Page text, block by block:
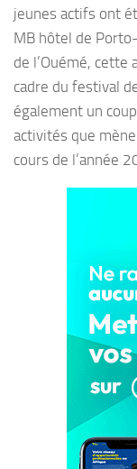
jeunes actifs ont
MB hôtel de
de l’Ouémé, cette
cadre du festival
également un
activités que
cours de l’année